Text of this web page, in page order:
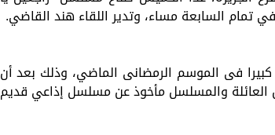
تمام السابعة مساء، وتدير اللقاء هند القاضي.
فى الموسم الرمضانى الماضي، وذلك بعد أن
والمسلسل مأخوذ عن مسلسل إذاعي قديم